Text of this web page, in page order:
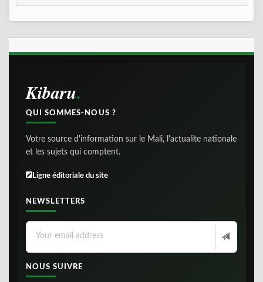
Kibaru
QUI SOMMES-NOUS ?
Votre source d'information sur le Mali, l'actualite nationale
et les sujets qui comptent.
Ligne éditoriale du site
NEWSLETTERS
NOUS SUIVRE